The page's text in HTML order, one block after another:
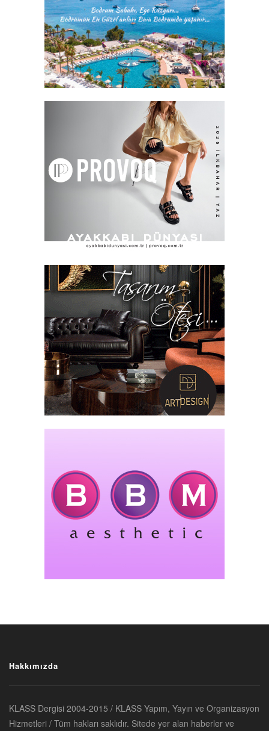
Hakkımızda
KLASS Dergisi 2004-2015 / KLASS Yapım, Yayın ve Organizasyon
Hizmetleri / Tüm hakları saklıdır. Sitede yer alan haberler ve